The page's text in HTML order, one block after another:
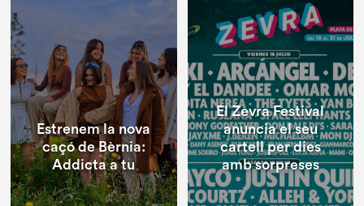
Estrenem la nova
caçó de Bèrnia:
Addicta a tu
El Zevra Festival
anuncia el seu
cartell per dies
amb sorpreses